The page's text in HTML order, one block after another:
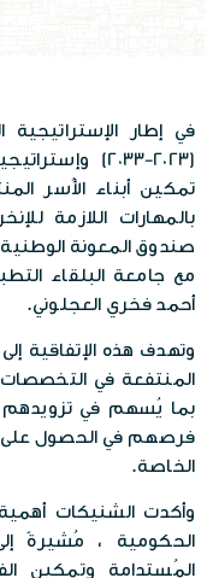
برامج الصندوق
مكاتب الصندوق
الخطط الاستراتيجية
الشركاء الاستراتيجين
مبادرات الصندوق
اتصل بنا
شهادة لمن يهمه الأمر
فتح محفظة الكترونية
الشكاوى الإلكترونية
تقييم الخدمة
الإستبيانات
دراسات وابحاث
احصاءات وبيانات
الخرائط الرقمية
تقارير مدقق الحسابات
عن السجل
المركز الاعلامي
الاخبار
الفعاليات
البوم الصور
المكتبة المرئية
المواد الاعلامية
النشرات المعرفية
العطاءات
وظائف شاغرة
في إطار الإستراتيجية
(2023-2033)
تمكين أبناء الأُسر
بالمهارات اللازمة
صندوق المعونة
مع جامعة البلقاء
أحمد فخري العجلوني.
وتهدف هذه الإتفاقية
المنتفعة في
بما يُسهم في تزويدهم
فرصهم في الحصول
الخاصة.
وأكدت الشنيكات
الحكومية ، مُشيرةً
المُستدامة وتمكين